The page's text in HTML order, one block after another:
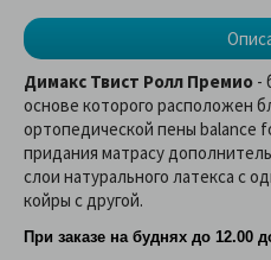
Димакс Твист Ролл Премио -
основе которого расположен
ортопедической пены balance
придания матрасу
слои натурального латекса с
койры с другой.
При заказе на буднях до 12.00